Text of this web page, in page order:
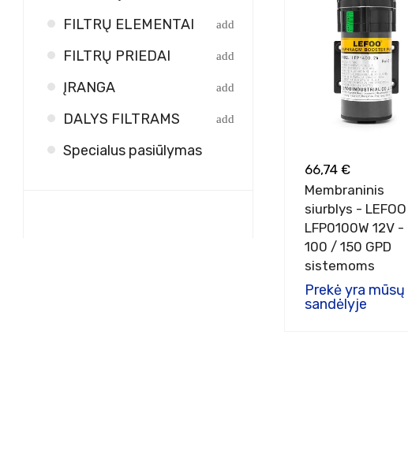
FILTRŲ ELEMENTAI
FILTRŲ PRIEDAI
ĮRANGA
DALYS FILTRAMS
Specialus pasiūlymas
66,74 €
Membraninis
siurblys - LEFOO
LFP0100W 12V -
100 / 150 GPD
sistemoms
Prekė yra mūsų
sandėlyje